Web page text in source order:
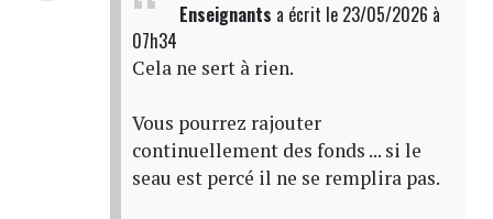
Enseignants a écrit le 23/05/2026 à
07h34
Cela ne sert à rien.
Vous pourrez rajouter
continuellement des fonds ... si le
seau est percé il ne se remplira pas.